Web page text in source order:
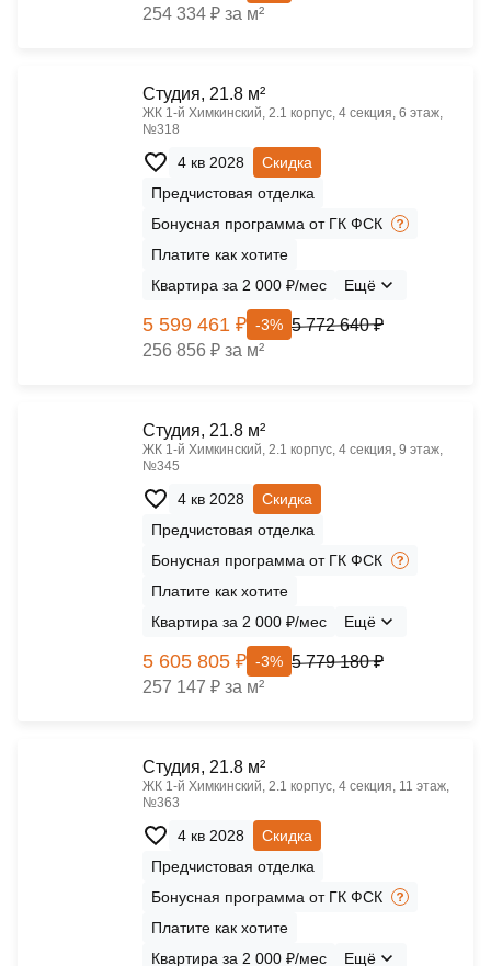
254 334 ₽ за м²
Cтудия, 21.8 м²
ЖК 1‑й Химкинский, 2.1 корпус, 4 секция, 6 этаж,
№318
4 кв 2028
Скидка
Предчистовая отделка
Бонусная программа от ГК ФСК
Платите как хотите
Квартира за 2 000 ₽/мес
Ещё
5 599 461 ₽ -3% 5 772 640 ₽
256 856 ₽ за м²
Cтудия, 21.8 м²
ЖК 1‑й Химкинский, 2.1 корпус, 4 секция, 9 этаж,
№345
4 кв 2028
Скидка
Предчистовая отделка
Бонусная программа от ГК ФСК
Платите как хотите
Квартира за 2 000 ₽/мес
Ещё
5 605 805 ₽ -3% 5 779 180 ₽
257 147 ₽ за м²
Cтудия, 21.8 м²
ЖК 1‑й Химкинский, 2.1 корпус, 4 секция, 11 этаж,
№363
4 кв 2028
Скидка
Предчистовая отделка
Бонусная программа от ГК ФСК
Платите как хотите
Квартира за 2 000 ₽/мес
Ещё